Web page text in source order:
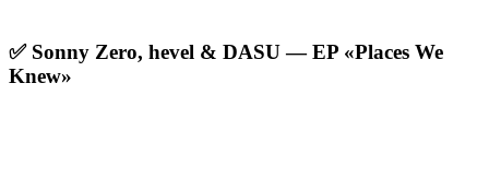
✅ Sonny Zero, hevel & DASU — EP «Places We
Knew»